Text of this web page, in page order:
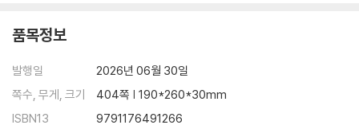
품목정보
발행일
2026년 06월 30일
쪽수, 무게, 크기
404쪽 | 190*260*30mm
ISBN13
9791176491266